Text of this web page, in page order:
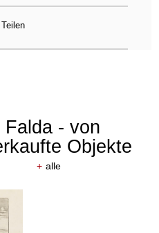
- von
Objekte
+ alle